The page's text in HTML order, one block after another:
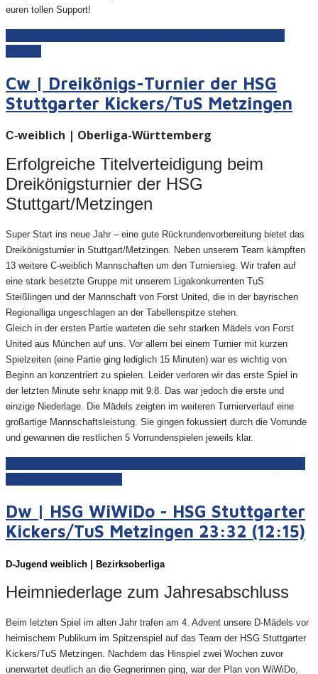
euren tollen Support!
Cw | Dreikönigs-Turnier der HSG
Stuttgarter Kickers/TuS Metzingen
C-weiblich | Oberliga-Württemberg
Erfolgreiche Titelverteidigung beim
Dreikönigsturnier der HSG
Stuttgart/Metzingen
Super Start ins neue Jahr – eine gute Rückrundenvorbereitung bietet das
Dreikönigsturnier in Stuttgart/Metzingen. Neben unserem Team kämpften
13 weitere C-weiblich Mannschaften um den Turniersieg. Wir trafen auf
eine stark besetzte Gruppe mit unserem Ligakonkurrenten TuS
Steißlingen und der Mannschaft von Forst United, die in der bayrischen
Regionalliga ungeschlagen an der Tabellenspitze stehen.
Gleich in der ersten Partie warteten die sehr starken Mädels von Forst
United aus München auf uns. Vor allem bei einem Turnier mit kurzen
Spielzeiten (eine Partie ging lediglich 15 Minuten) war es wichtig von
Beginn an konzentriert zu spielen. Leider verloren wir das erste Spiel in
der letzten Minute sehr knapp mit 9:8. Das war jedoch die erste und
einzige Niederlage. Die Mädels zeigten im weiteren Turnierverlauf eine
großartige Mannschaftsleistung. Sie gingen fokussiert durch die Vorrunde
und gewannen die restlichen 5 Vorrundenspielen jeweils klar.
Dw | HSG WiWiDo - HSG Stuttgarter
Kickers/TuS Metzingen 23:32 (12:15)
D-Jugend weiblich | Bezirksoberliga
Heimniederlage zum Jahresabschluss
Beim letzten Spiel im alten Jahr trafen am 4. Advent unsere D-Mädels vor
heimischem Publikum im Spitzenspiel auf das Team der HSG Stuttgarter
Kickers/TuS Metzingen. Nachdem das Hinspiel zwei Wochen zuvor
unerwartet deutlich an die Gegnerinnen ging, war der Plan von WiWiDo,